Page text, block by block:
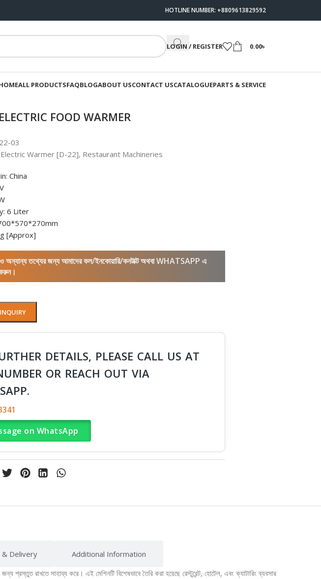
HOTLINE NUMBER: +8809613829592
LOGIN / REGISTER 0.00৳
ALL PRODUCTSFAQBLOGABOUT USCONTACT USCATALOGUEPARTS & SERVICE
FOOD WARMER
03
Electric Warmer [D-22], Restaurant Machineries
China
6 Liter
[Approx]
ও অন্যান্য তথ্যের জন্য আমাদের কল/ইনকোয়ারি/কনটাক্ট অথবা WHATSAPP এ
DETAILS, PLEASE CALL US AT
OR REACH OUT VIA
on WhatsApp
& Delivery
Additional Information
রাখতে সাহায্য করে। এই মেশিনটি বিশেষভাবে তৈরি করা হয়েছে রেস্টুরেন্ট, হোটেল, এবং ক্যাটারিং ব্যবসার